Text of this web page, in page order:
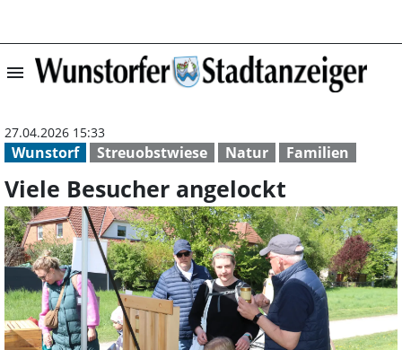
menu Viele Besucher
Wunstorf Streuobstwiese Natur Familien
27.04.2026 15:33
Viele Besucher angelockt